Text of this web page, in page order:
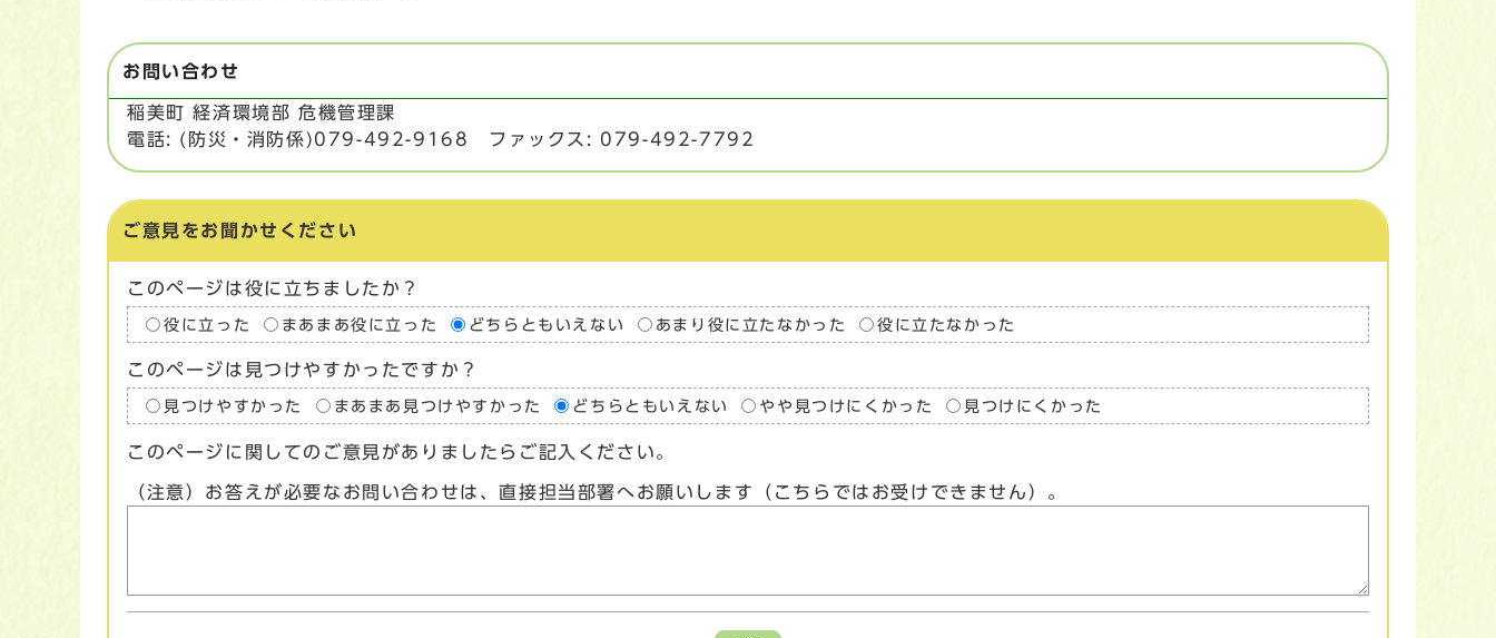
お問い合わせ
稲美町 経済環境部 危機管理課
電話: (防災・消防係)079-492-9168 ファックス: 079-492-7792
ご意見をお聞かせください
このページは役に立ちましたか？
役に立った まあまあ役に立った どちらともいえない あまり役に立たなかった 役に立たなかった
このページは見つけやすかったですか？
見つけやすかった まあまあ見つけやすかった どちらともいえない やや見つけにくかった 見つけにくかった
このページに関してのご意見がありましたらご記入ください。
（注意）お答えが必要なお問い合わせは、直接担当部署へお願いします（こちらではお受けできません）。